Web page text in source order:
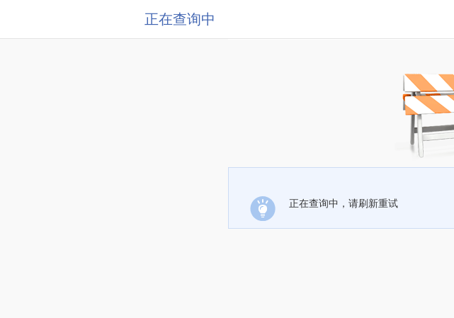
正在查询中
正在查询中，请刷新重试